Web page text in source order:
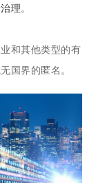
理。
和其他类型的有
国界的匿名。